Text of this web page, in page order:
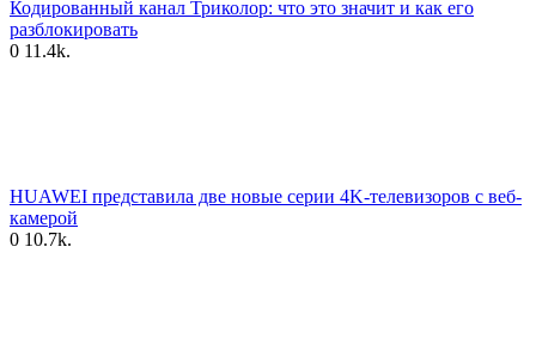
Кодированный канал Триколор: что это значит и как его
разблокировать
0 11.4k.
HUAWEI представила две новые серии 4K-телевизоров с веб-
камерой
0 10.7k.